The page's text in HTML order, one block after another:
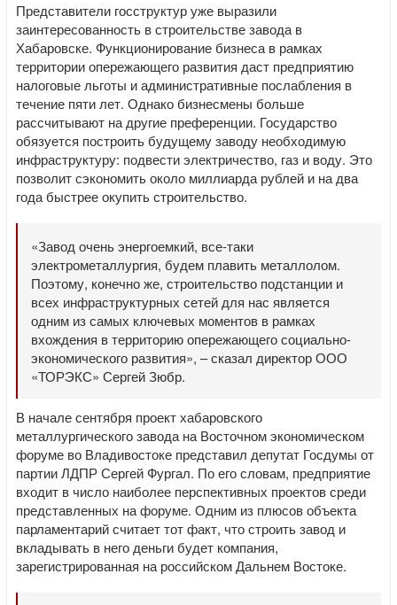
Представители госструктур уже выразили
заинтересованность в строительстве завода в
Хабаровске. Функционирование бизнеса в рамках
территории опережающего развития даст предприятию
налоговые льготы и административные послабления в
течение пяти лет. Однако бизнесмены больше
рассчитывают на другие преференции. Государство
обязуется построить будущему заводу необходимую
инфраструктуру: подвести электричество, газ и воду. Это
позволит сэкономить около миллиарда рублей и на два
года быстрее окупить строительство.
«Завод очень энергоемкий, все-таки
электрометаллургия, будем плавить металлолом.
Поэтому, конечно же, строительство подстанции и
всех инфраструктурных сетей для нас является
одним из самых ключевых моментов в рамках
вхождения в территорию опережающего социально-
экономического развития», – сказал директор ООО
«ТОРЭКС» Сергей Зюбр.
В начале сентября проект хабаровского
металлургического завода на Восточном экономическом
форуме во Владивостоке представил депутат Госдумы от
партии ЛДПР Сергей Фургал. По его словам, предприятие
входит в число наиболее перспективных проектов среди
представленных на форуме. Одним из плюсов объекта
парламентарий считает тот факт, что строить завод и
вкладывать в него деньги будет компания,
зарегистрированная на российском Дальнем Востоке.